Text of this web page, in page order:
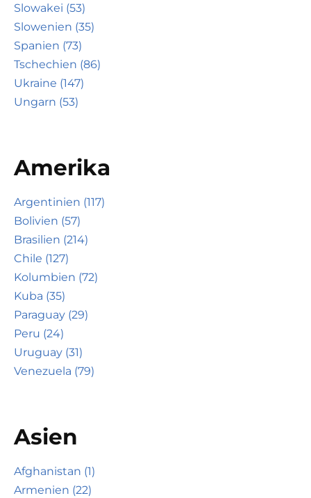
Slowakei (53)
Slowenien (35)
Spanien (73)
Tschechien (86)
Ukraine (147)
Ungarn (53)
Amerika
Argentinien (117)
Bolivien (57)
Brasilien (214)
Chile (127)
Kolumbien (72)
Kuba (35)
Paraguay (29)
Peru (24)
Uruguay (31)
Venezuela (79)
Asien
Afghanistan (1)
Armenien (22)